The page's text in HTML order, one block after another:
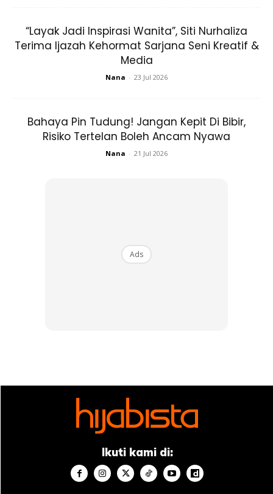
seperti:-
Ads
Kurang menjaga kebersihan diri
Pesakit akan di minta untuk memberikan sampel najis
kepada makmal di klinik bagi tujuan pemeriksaan untuk
memastikan ia mengandungi telur cacing atau tidak.
Kebiasaannya doktor akan berikan ubat unruk
mengeluarkan cacing dari dalam perut. Pengambilan
“Layak Jadi Inspirasi Wanita”, Siti Nurhaliza
Terima Ijazah Kehormat Sarjana Seni Kreatif &
Media
Nana - 23 Jul 2026
Bahaya Pin Tudung! Jangan Kepit Di Bibir,
Risiko Tertelan Boleh Ancam Nyawa
Nana - 21 Jul 2026
Ads
Ikuti kami di: